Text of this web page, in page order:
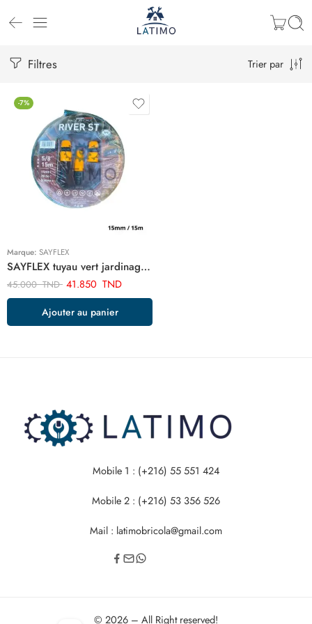
Filtres Trier par
-7%
Marque: SAYFLEX
SAYFLEX tuyau vert jardinage 15m 15mm ART01826
45.000TND 41.850 TND
Ajouter au panier
Mobile 1 : (+216) 55 551 424
Mobile 2 : (+216) 53 356 526
Mail : latimobricola@gmail.com
© 2026 – All Right reserved!